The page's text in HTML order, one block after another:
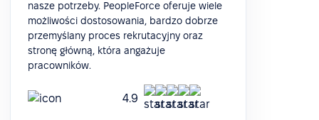
nasze potrzeby. PeopleForce oferuje wiele
możliwości dostosowania, bardzo dobrze
przemyślany proces rekrutacyjny oraz
stronę główną, która angażuje
pracowników.
4.9